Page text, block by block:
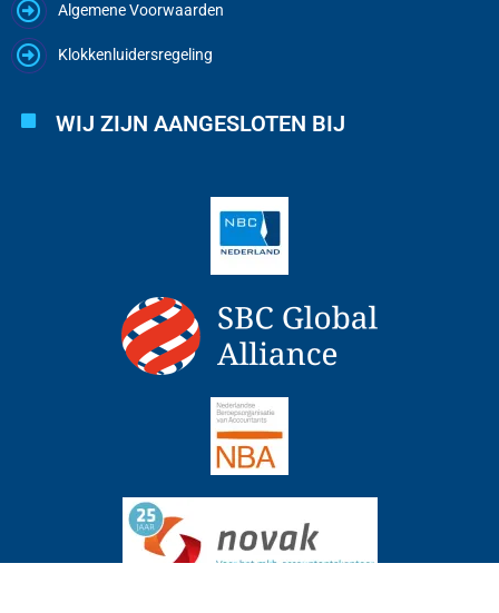
Algemene Voorwaarden
Klokkenluidersregeling
WIJ ZIJN AANGESLOTEN BIJ